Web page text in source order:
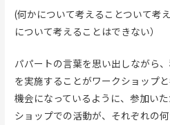
(何かについて考えることついて考
について考えることはできない）
パパートの言葉を思い出しながら
を実施することがワークショップ
機会になっているように、参加い
ショップでの活動が、それぞれの